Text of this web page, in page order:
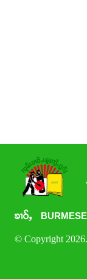
ၶၢဝ်ႇ
© Copyright